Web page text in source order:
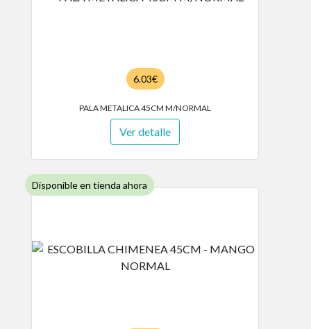
6.03€
PALA METALICA 45CM M/NORMAL
Ver detalle
Disponible en tienda ahora